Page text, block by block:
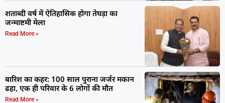
शताब्दी वर्ष में ऐतिहासिक होगा तेघड़ा का
जन्माष्टमी मेला
Read More »
बारिश का कहर: 100 साल पुराना जर्जर मकान
ढहा, एक ही परिवार के 6 लोगों की मौत
Read More »